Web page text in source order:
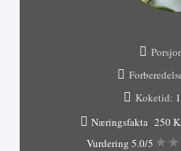
Koketid:
Næringsfakta 250
Vurdering 5.0/5